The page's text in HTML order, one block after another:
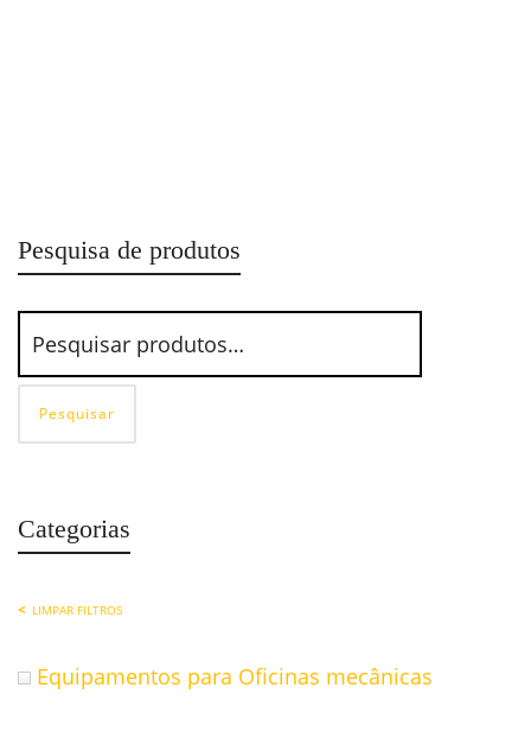
Pesquisa de produtos
Pesquisar
Categorias
LIMPAR FILTROS
Equipamentos para Oficinas mecânicas